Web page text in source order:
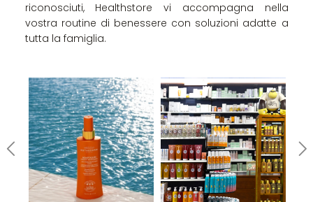
riconosciuti, Healthstore vi accompagna nella
vostra routine di benessere con soluzioni adatte a
tutta la famiglia.